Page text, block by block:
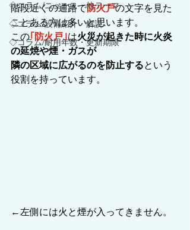
◇コラム/ニュース・他テーマ
◇コラム/設備紹介・解説
◇コラム/耐用年数・更新期限
階段近くの通路で防火戸の文字を見た
ことある方は多いと思います。
この｢防火戸｣は火災が起きた時に火炎
の延焼や煙・ガスが
隣の区域に広がるのを防止するという
役割を持っています。
←左側には火と煙が入ってきません。